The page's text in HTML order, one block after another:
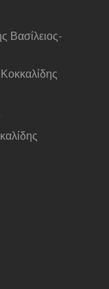
Βασίλειος-